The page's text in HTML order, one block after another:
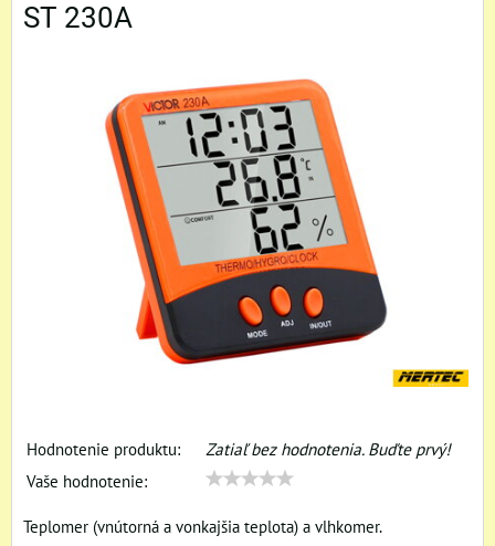
ST 230A
Hodnotenie produktu:
Zatiaľ bez hodnotenia. Buďte prvý!
Vaše hodnotenie:
Teplomer (vnútorná a vonkajšia teplota) a vlhkomer.